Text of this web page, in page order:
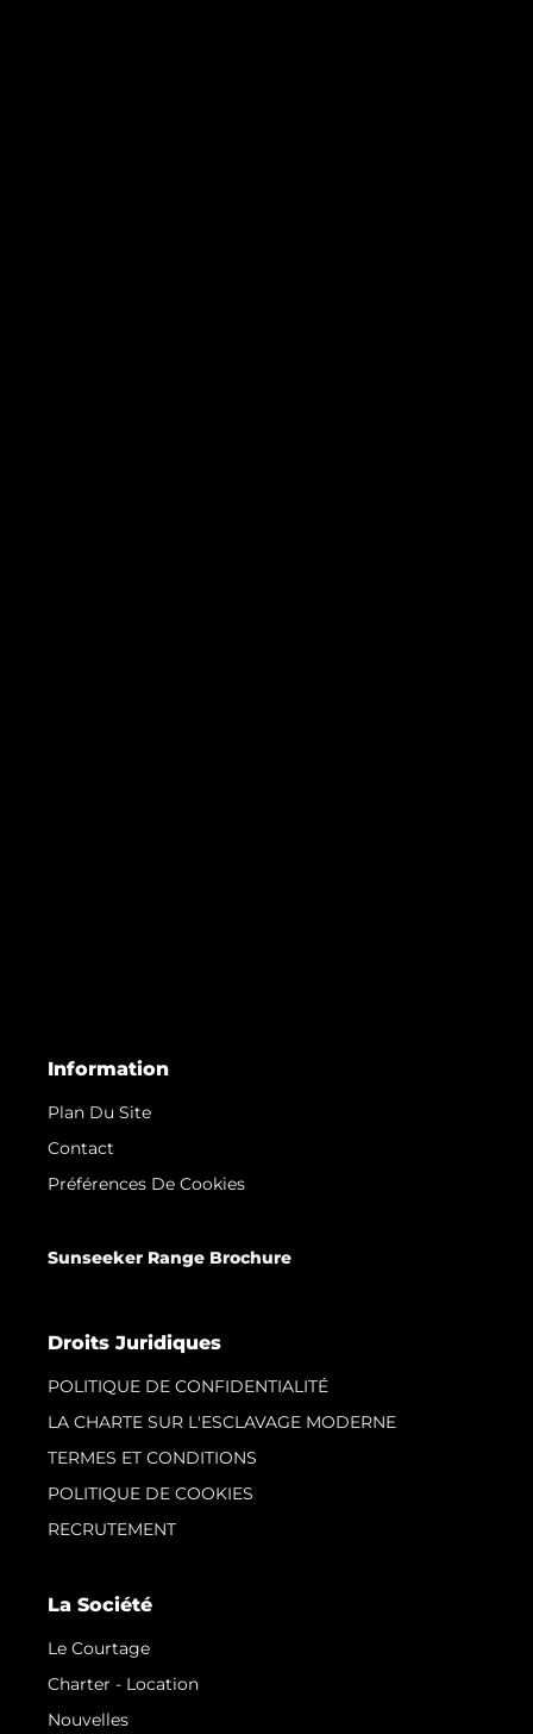
Information
Plan Du Site
Contact
Préférences De Cookies
Sunseeker Range Brochure
Droits Juridiques
POLITIQUE DE CONFIDENTIALITÉ
LA CHARTE SUR L'ESCLAVAGE MODERNE
TERMES ET CONDITIONS
POLITIQUE DE COOKIES
RECRUTEMENT
La Société
Le Courtage
Charter - Location
Nouvelles